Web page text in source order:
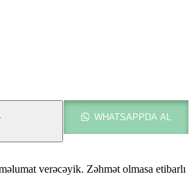
WHATSAPPDA AL
verəcəyik. Zəhmət olmasa etibarlı